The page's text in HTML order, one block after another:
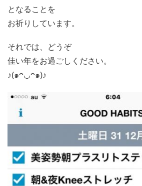
となることを
お祈りしています。
それでは、どうぞ
佳い年をお過ごしください。
♪(๑ᴖ◡ᴖ๑)♪